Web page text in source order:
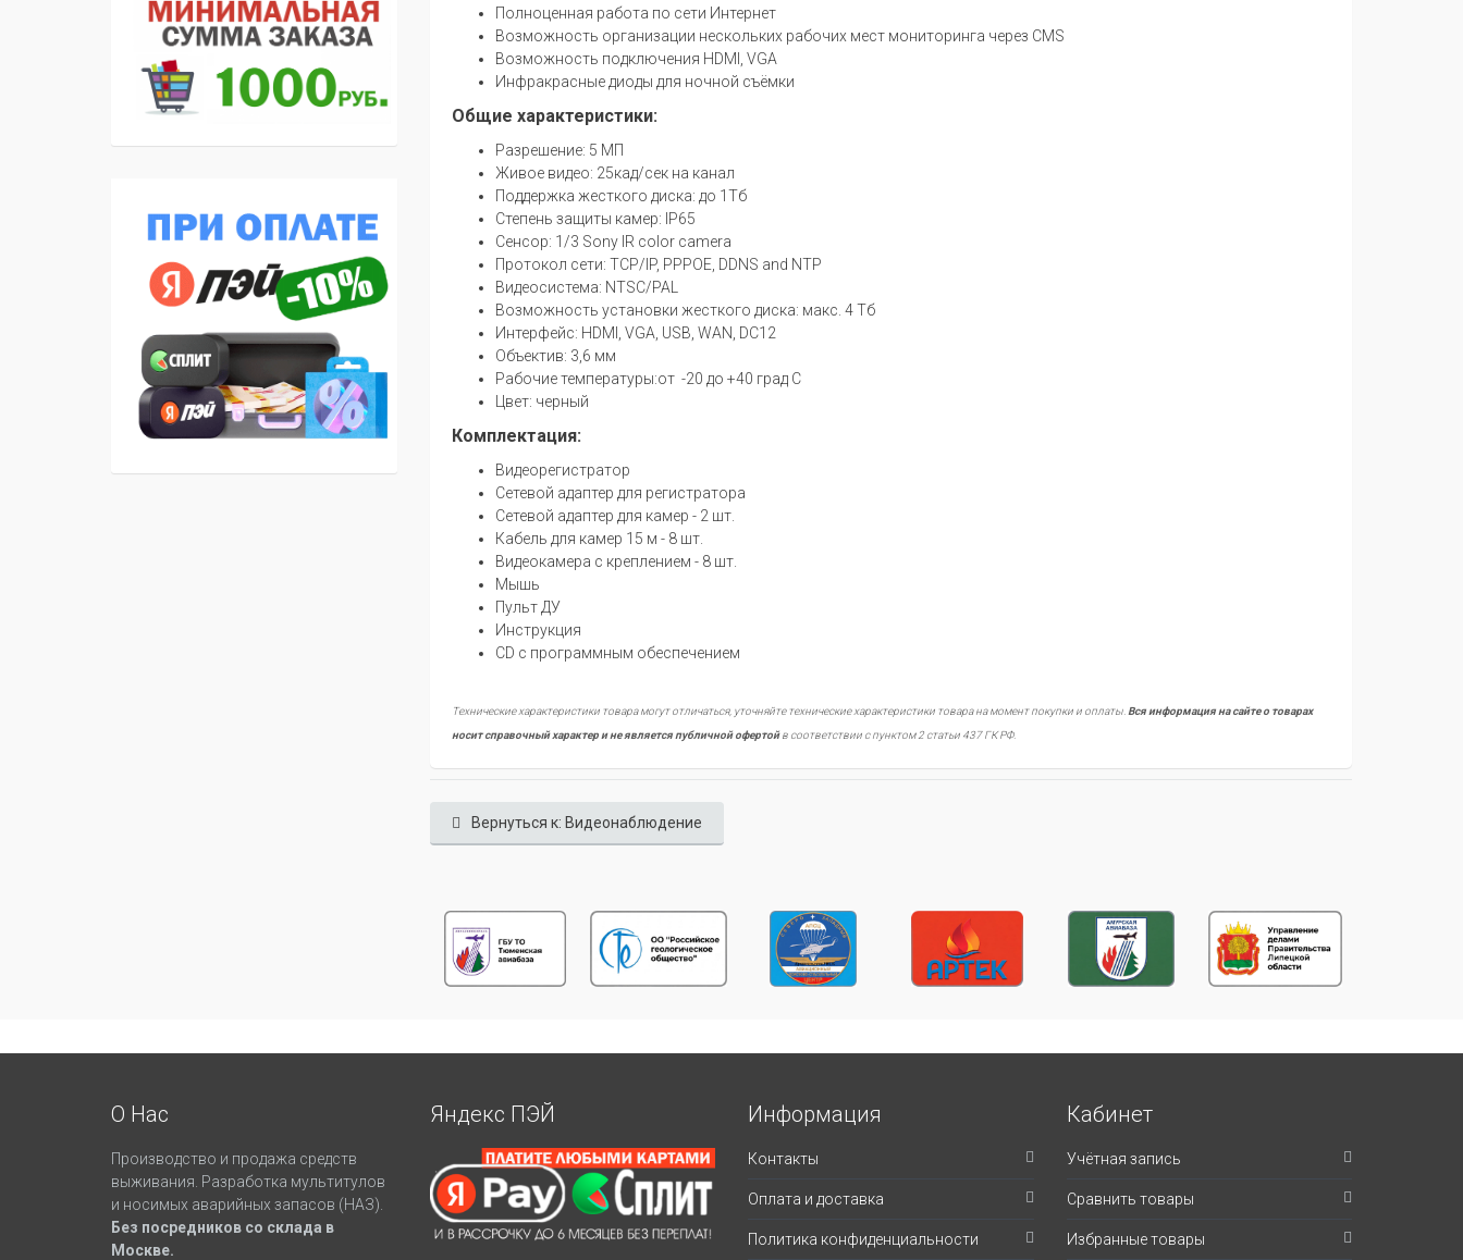
Полноценная работа по сети Интернет
Возможность организации нескольких рабочих мест мониторинга через CMS
Возможность подключения HDMI, VGA
Инфракрасные диоды для ночной съёмки
Общие характеристики:
Разрешение: 5 МП
Живое видео: 25кад/сек на канал
Поддержка жесткого диска: до 1Тб
Степень защиты камер: IP65
Сенсор: 1/3 Sony IR color camera
Протокол сети: TCP/IP, PPPOE, DDNS and NTP
Видеосистема: NTSC/PAL
Возможность установки жесткого диска: макс. 4 Тб
Интерфейс: HDMI, VGA, USB, WAN, DC12
Объектив: 3,6 мм
Рабочие температуры:от -20 до +40 град С
Цвет: черный
Комплектация:
Видеорегистратор
Сетевой адаптер для регистратора
Сетевой адаптер для камер - 2 шт.
Кабель для камер 15 м - 8 шт.
Видеокамера с креплением - 8 шт.
Мышь
Пульт ДУ
Инструкция
CD с программным обеспечением
Технические характеристики товара могут отличаться, уточняйте технические характеристики товара на момент покупки и оплаты. Вся информация на сайте о товарах
носит справочный характер и не является публичной офертойв соответствии с пунктом 2 статьи 437 ГК РФ.
Вернуться к: Видеонаблюдение
О Нас
Производство и продажа средств
выживания. Разработка мультитулов
и носимых аварийных запасов (НАЗ).
Без посредников со склада в
Москве.
Яндекс ПЭЙ Информация
Контакты
Оплата и доставка
Политика конфиденциальности
Кабинет
Учётная запись
Сравнить товары
Избранные товары